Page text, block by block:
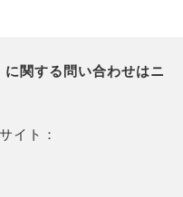
関する問い合わせはニ
イト：